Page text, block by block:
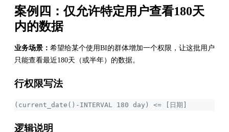
案例四：仅允许特定用户查看180天
内的数据
业务场景： 希望给某个使用BI的群体增加一个权限，让这批用户
只能查看最近180天（或半年）的数据。
行权限写法
(current_date()-INTERVAL 180 day) <= [日期]
逻辑说明